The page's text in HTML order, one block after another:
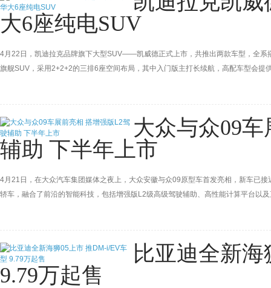
大6座纯电SUV
4月22日，凯迪拉克品牌旗下大型SUV——凯威德正式上市，共推出两款车型，全
旗舰SUV，采用2+2+2的三排6座空间布局，其中入门版主打长续航，高配车型会提
大众与众09
辅助 下半年上市
4月21日，在大众汽车集团媒体之夜上，大众安徽与众09原型车首发亮相，新车已
轿车，融合了前沿的智能科技，包括增强版L2级高级驾驶辅助、高性能计算平台以
比亚迪全新
9.79万起售